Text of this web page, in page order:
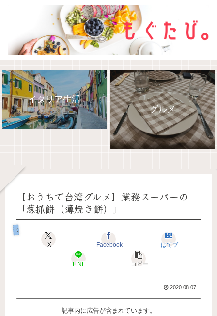
イタリア生活
グルメ
【おうちで台湾グルメ】業務スーパーの
「葱抓餅（薄焼き餅）」
グルメ
X Facebook はてブ
LINE コピー
2020.08.07
記事内に広告が含まれています。